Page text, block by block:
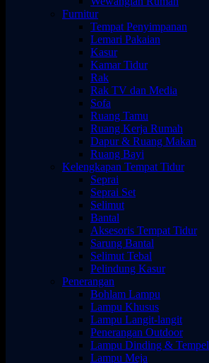
Furnitur
Tempat Penyimpanan
Lemari Pakaian
Kasur
Kamar Tidur
Rak
Rak TV dan Media
Sofa
Ruang Tamu
Ruang Kerja Rumah
Dapur & Ruang Makan
Ruang Bayi
Kelengkapan Tempat Tidur
Seprai
Seprai Set
Selimut
Bantal
Aksesoris Tempat Tidur
Sarung Bantal
Selimut Tebal
Pelindung Kasur
Penerangan
Bohlam Lampu
Lampu Khusus
Lampu Langit-langit
Penerangan Outdoor
Lampu Dinding & Tempel
Lampu Meja